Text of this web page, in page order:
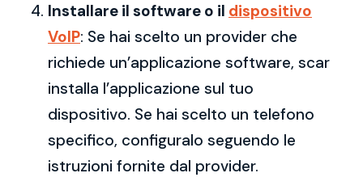
Installare il software o il dispositivo
VoIP: Se hai scelto un provider che
richiede un’applicazione software, scar
installa l’applicazione sul tuo
dispositivo. Se hai scelto un telefono
specifico, configuralo seguendo le
istruzioni fornite dal provider.